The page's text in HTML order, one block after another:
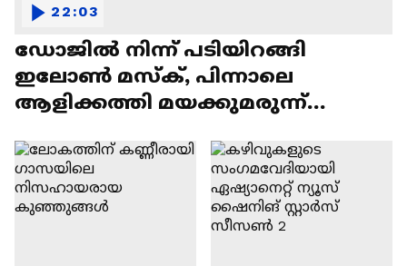
ഡോജിൽ നിന്ന് പടിയിറങ്ങി
ഇലോൺ മസ്ക്, പിന്നാലെ
ആളിക്കത്തി മയക്കുമരുന്ന്
22:03